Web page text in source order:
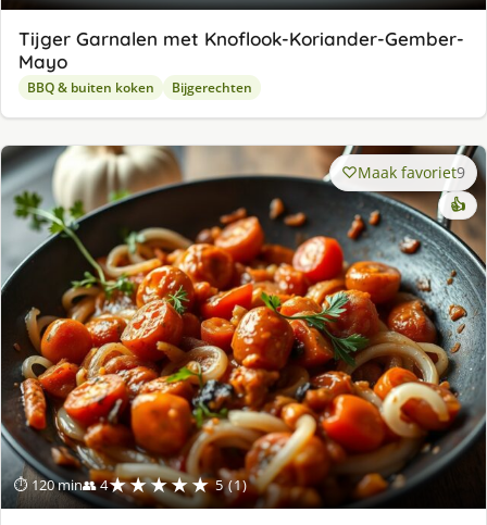
Tijger Garnalen met Knoflook-Koriander-Gember-
Mayo
BBQ & buiten koken Bijgerechten
⏱ 120 min👥 4★★★★★ 5 (1)
Maak favoriet9
👍